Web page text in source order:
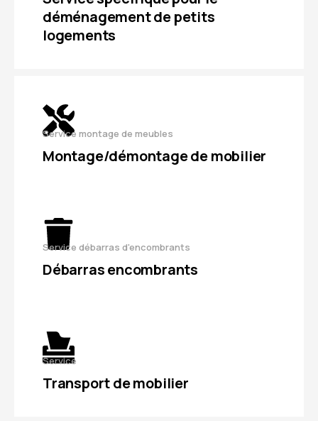
déménagement de petits
logements
Service montage de meubles
Montage/démontage de mobilier
Service débarras d'encombrants
Débarras encombrants
Service
Transport de mobilier